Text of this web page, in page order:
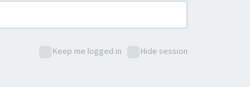
Keep me logged in
Hide session